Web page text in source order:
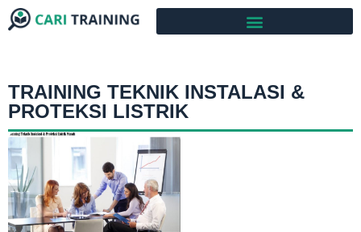
TRAINING TEKNIK INSTALASI &
PROTEKSI LISTRIK